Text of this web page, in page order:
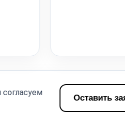
согласуем
Оставить